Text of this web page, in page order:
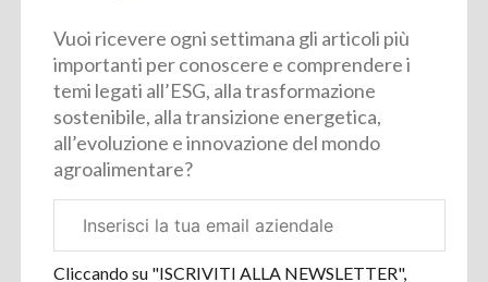
Vuoi ricevere ogni settimana gli articoli più
importanti per conoscere e comprendere i
temi legati all’ESG, alla trasformazione
sostenibile, alla transizione energetica,
all’evoluzione e innovazione del mondo
agroalimentare?
aziendale
Cliccando su "ISCRIVITI ALLA NEWSLETTER",